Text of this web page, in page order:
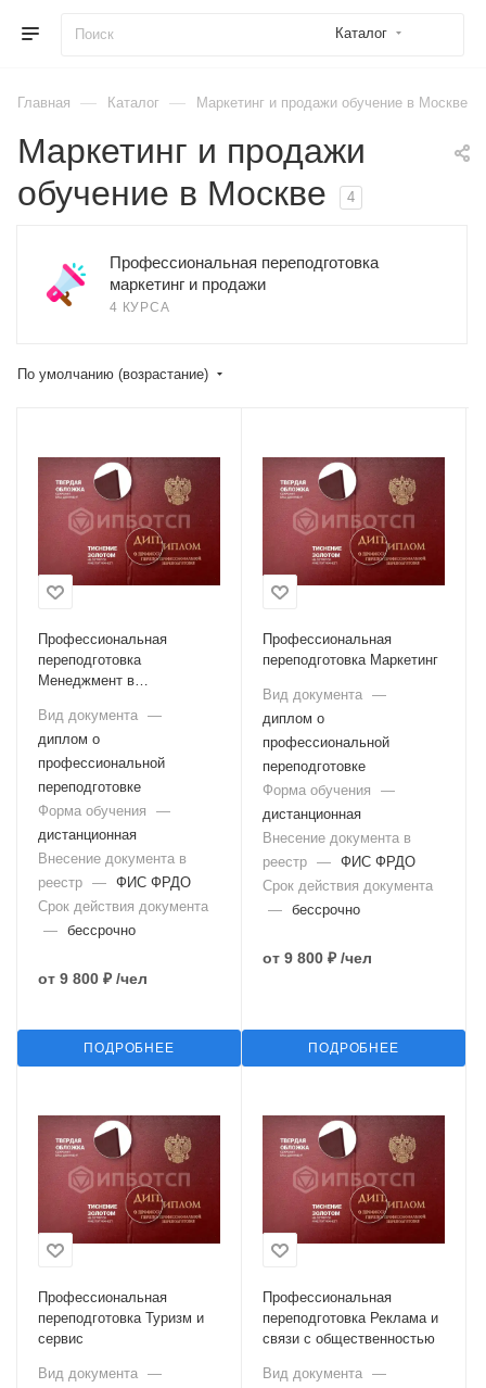
Каталог
Главная — Каталог — Маркетинг и продажи обучение в Москве
Маркетинг и продажи
обучение в Москве
4
Профессиональная переподготовка
маркетинг и продажи
4 КУРСА
По умолчанию (возрастание)
Профессиональная
переподготовка
Менеджмент в
Вид документа —
диплом о
профессиональной
переподготовке
Форма обучения
—
дистанционная
Внесение документа в
реестр — ФИС ФРДО
Срок действия документа
— бессрочно
от 9 800 ₽ /чел
ПОДРОБНЕЕ
Профессиональная
переподготовка Маркетинг
Вид документа —
диплом о
профессиональной
переподготовке
Форма обучения
—
дистанционная
Внесение документа в
реестр — ФИС ФРДО
Срок действия документа
— бессрочно
от 9 800 ₽ /чел
ПОДРОБНЕЕ
Профессиональная
переподготовка Туризм и
сервис
Вид документа —
Профессиональная
переподготовка Реклама и
связи с общественностью
Вид документа —